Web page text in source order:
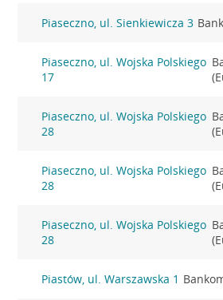
Piaseczno, ul. Sienkiewicza 3
Piaseczno, ul. Wojska Polskiego
17
Piaseczno, ul. Wojska Polskiego
28
Piaseczno, ul. Wojska Polskiego
28
Piaseczno, ul. Wojska Polskiego
28
Piastów, ul. Warszawska 1